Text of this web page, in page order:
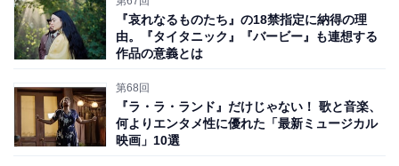
『哀れなるものたち』の18禁指定に納得の理
由。『タイタニック』『バービー』も連想する
作品の意義とは
第68回
『ラ・ラ・ランド』だけじゃない！ 歌と音楽、
何よりエンタメ性に優れた「最新ミュージカル
映画」10選